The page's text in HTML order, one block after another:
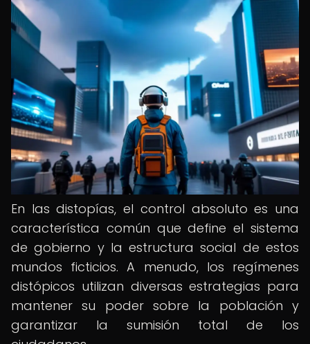
En las distopías, el control absoluto es una
característica común que define el sistema
de gobierno y la estructura social de estos
mundos ficticios. A menudo, los regímenes
distópicos utilizan diversas estrategias para
mantener su poder sobre la población y
garantizar la sumisión total de los